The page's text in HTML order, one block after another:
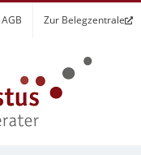
AGB Zur Belegzentrale